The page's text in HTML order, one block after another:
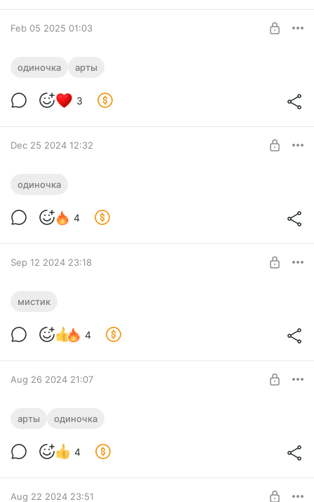
Feb 05 2025 01:03
Начали делать иллюстрации для
одиночка арты
3
Dec 25 2024 12:32
Нарисовал чибиков для наград на АТ )))
одиночка
4
Sep 12 2024 23:18
Пока дописываю книгу, подготовил
Автору на кофе
мистик
4
Aug 26 2024 21:07
А как вам вот эта красота? Это не
))
арты одиночка
4
Aug 22 2024 23:51